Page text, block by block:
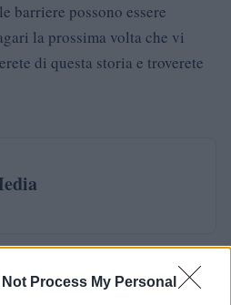
Not Process My Personal
barriere possono essere
la prossima volta che vi
di questa storia e troverete